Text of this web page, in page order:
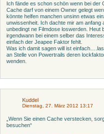
Ich fände es schon schön wenn bei der
Cache darf von einem Owner gelegt
könnte helfen manchen unsinn etwas
unwissenheit. Ich dachte mir am
unbedingt ne Filmdose loswerden.
irgendwann bei einem selber das
einfach der Jeapee Faktor fehlt.
Was ich damit sagen will ist
an Stelle von Powertrails deren
wenden.
Kuddel
Dienstag, 27. März 2012 13:17
„Wenn Sie einen Cache verstecken,
besuchen“